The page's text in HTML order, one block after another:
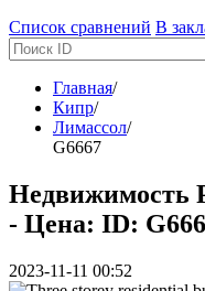
Список сравнений В
Главная/
Кипр/
Лимассол/
G6667
Недвижимость
- Цена: ID:
2023-11-11 00:52